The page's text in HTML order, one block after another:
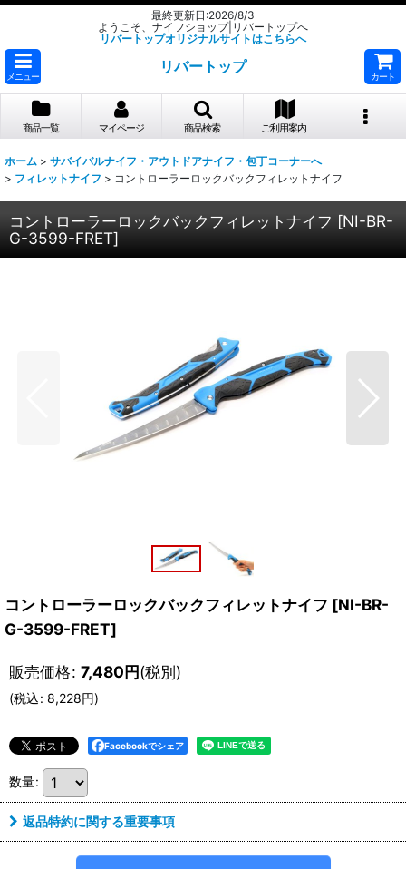
最終更新日:2026/8/3
ようこそ、ナイフショップ|リバートップへ
リバートップオリジナルサイトはこちらへ
メニュー
リバートップ
カート
商品一覧 マイページ 商品検索 ご利用案内
ホーム > サバイバルナイフ・アウトドアナイフ・包丁コーナーへ
> フィレットナイフ > コントローラーロックバックフィレットナイフ
コントローラーロックバックフィレットナイフ [NI-BR-
G-3599-FRET]
コントローラーロックバックフィレットナイフ [NI-BR-
G-3599-FRET]
販売価格: 7,480円(税別)
(税込: 8,228円)
Facebookでシェア
数量:
返品特約に関する重要事項